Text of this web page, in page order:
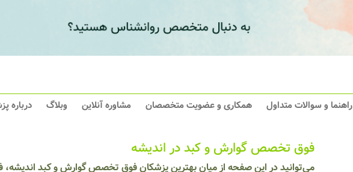
راهنما و سوالات متداول همکاری و عضویت متخصصان مشاوره آنلاین وبلاگ درباره
فوق تخصص گوارش و کبد در اندیشه
می‌توانید در این صفحه از میان بهترین پزشکان فوق تخصص گوارش و کبد اندیشه،